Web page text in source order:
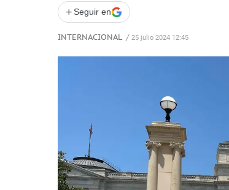
+ Seguir en
INTERNACIONAL / 25 julio 2024 12:45